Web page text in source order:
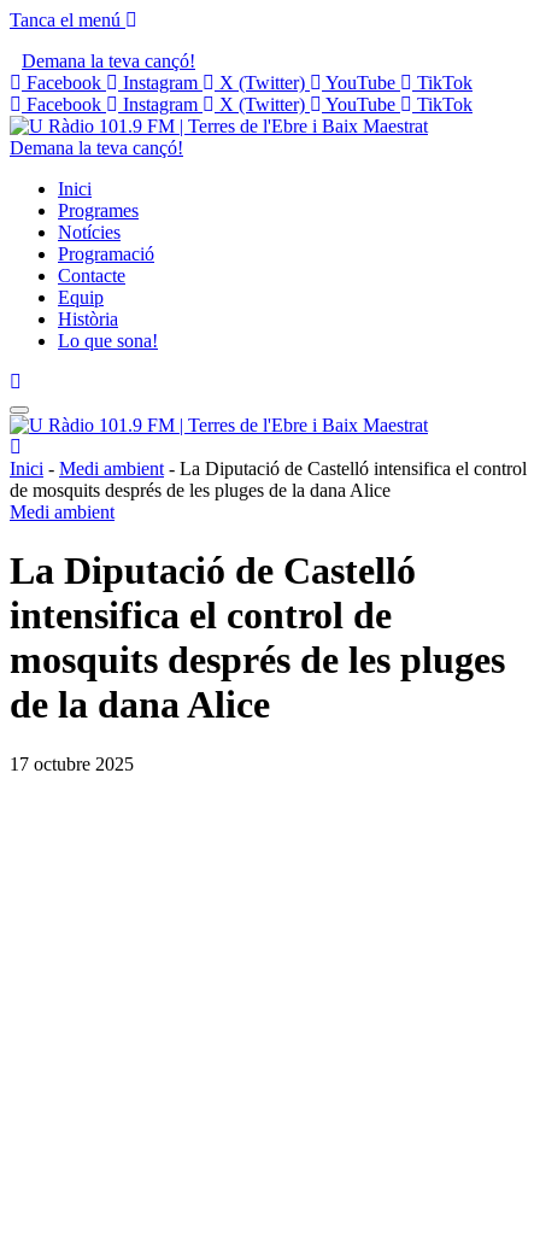
Tanca el menú
Demana la teva cançó!
Facebook
Instagram X (Twitter) YouTube
TikTok
Facebook
Instagram X (Twitter) YouTube TikTok
Demana la teva cançó!
Inici
Programes
Notícies
Programació
Contacte
Equip
Història
Lo que sona!
Inici - Medi ambient - La Diputació de Castelló intensifica el control
de mosquits després de les pluges de la dana Alice
Medi ambient
La Diputació de Castelló
intensifica el control de
mosquits després de les pluges
de la dana Alice
17 octubre 2025